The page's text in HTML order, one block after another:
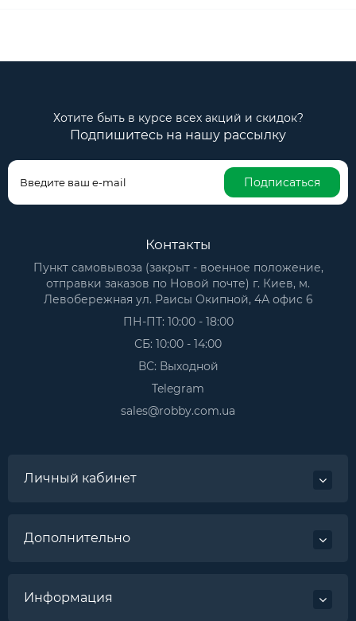
Хотите быть в курсе всех акций и скидок?
Подпишитесь на нашу рассылку
Подписаться
Контакты
Пункт самовывоза (закрыт - военное положение,
отправки заказов по Новой почте) г. Киев, м.
Левобережная ул. Раисы Окипной, 4А офис 6
ПН-ПТ: 10:00 - 18:00
СБ: 10:00 - 14:00
ВС: Выходной
Telegram
sales@robby.com.ua
Личный кабинет
Дополнительно
Информация